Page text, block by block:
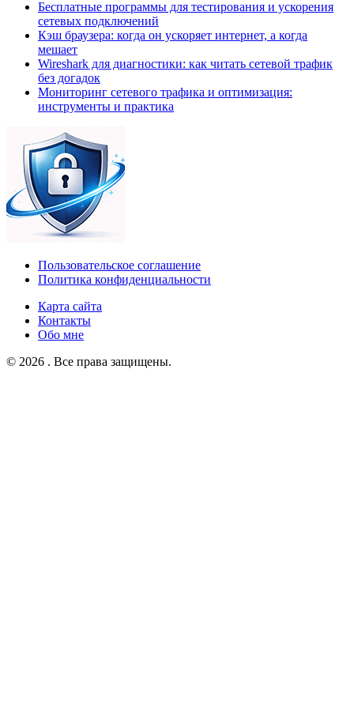
Бесплатные программы для тестирования и ускорения
сетевых подключений
Кэш браузера: когда он ускоряет интернет, а когда
мешает
Wireshark для диагностики: как читать сетевой трафик
без догадок
Мониторинг сетевого трафика и оптимизация:
инструменты и практика
Пользовательское соглашение
Политика конфиденциальности
Карта сайта
Контакты
Обо мне
© 2026 . Все права защищены.